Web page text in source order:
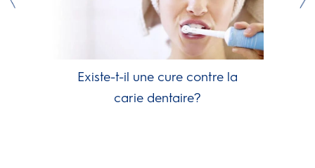
Existe-t-il une cure contre la
carie dentaire?